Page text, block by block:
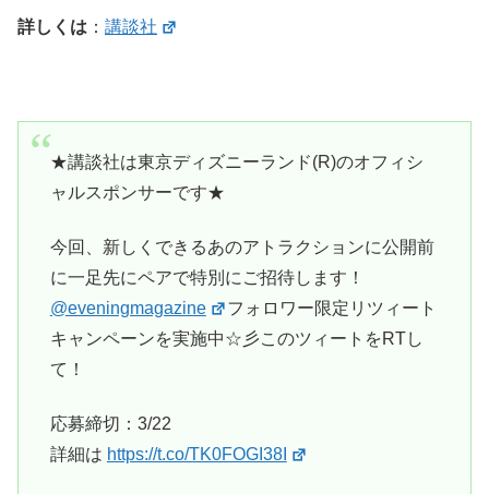
詳しくは ： 講談社
★講談社は東京ディズニーランド(R)のオフィシ
ャルスポンサーです★
今回、新しくできるあのアトラクションに公開前
に一足先にペアで特別にご招待します！
@eveningmagazine
フォロワー限定リツィート
キャンペーンを実施中☆彡このツィートをRTし
て！
応募締切：3/22
詳細は https://t.co/TK0FOGI38I